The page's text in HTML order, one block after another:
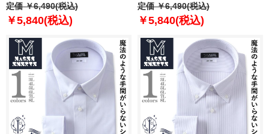
ャツ ボタンダウン 吸水速乾 スト
レッチ 日本製生地使用 ewma99-
定価 ￥6,490(税込)
￥5,840(税込)
ャツ ボタンダウン 吸水速乾 スト
レッチ 日本製生地使用 ewma99-
定価 ￥6,490(税込)
￥5,840(税込)